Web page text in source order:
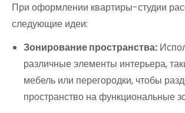
При оформлении квартиры-студии
следующие идеи:
Зонирование пространства:
различные элементы интерьера,
мебель или перегородки, чтобы
пространство на функциональные